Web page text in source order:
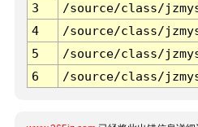
3 /source/class/
4
/source/class/
5
/source/class/
6
/source/class/